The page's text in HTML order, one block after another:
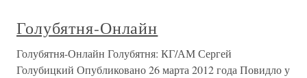
Голубятня-Онлайн
Голубятня-Онлайн Голубятня: КГ/АМ Сергей
Голубицкий Опубликовано 26 марта 2012 года Повидло у